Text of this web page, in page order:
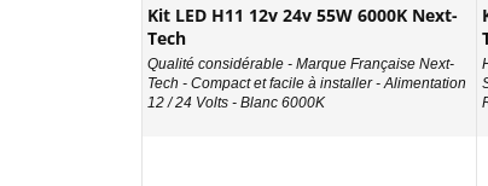
Kit LED H11 12v 24v 55W 6000K Next-
Tech
Qualité considérable - Marque Française Next-
Tech - Compact et facile à installer - Alimentation
12 / 24 Volts - Blanc 6000K